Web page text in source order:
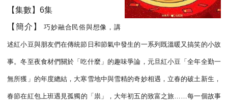
【集數】6集
【簡介】巧妙融合民俗與想像，講
述紅小豆與朋友們在傳統節日和節氣中發生的一系列既溫暖又搞笑的小故
事。冬至夜食材們關於「吃什麼」的趣味爭論，元旦紅小豆「全年全勤一
無所獲」的年度總結，大寒雪地中與雪精的奇妙相遇，立春的破土新生，
春節在紅包上班遇見孤獨的「祟」，大年初五的致富之旅……每一個故事